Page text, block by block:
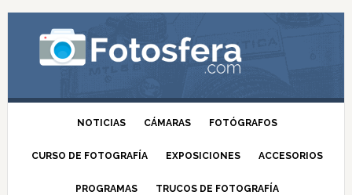
NOTICIAS CÁMARAS FOTÓGRAFOS
CURSO DE FOTOGRAFÍA EXPOSICIONES ACCESORIOS
PROGRAMAS TRUCOS DE FOTOGRAFÍA